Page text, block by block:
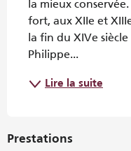
la mieux
fort, aux XIIe et
la fin du XIVe
Philippe...
Lire la suite
Prestations